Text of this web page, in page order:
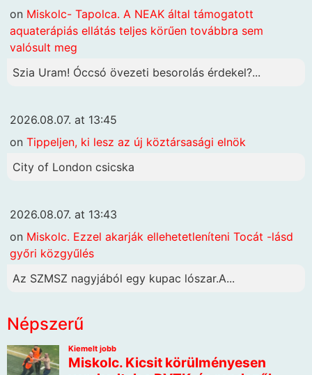
on Miskolc- Tapolca. A NEAK által támogatott
aquaterápiás ellátás teljes körűen továbbra sem
valósult meg
Szia Uram! Óccsó övezeti besorolás érdekel?...
2026.08.07. at 13:45
on Tippeljen, ki lesz az új köztársasági elnök
City of London csicska
2026.08.07. at 13:43
on Miskolc. Ezzel akarják ellehetetleníteni Tocát -lásd
győri közgyűlés
Az SZMSZ nagyjából egy kupac lószar.A...
Népszerű